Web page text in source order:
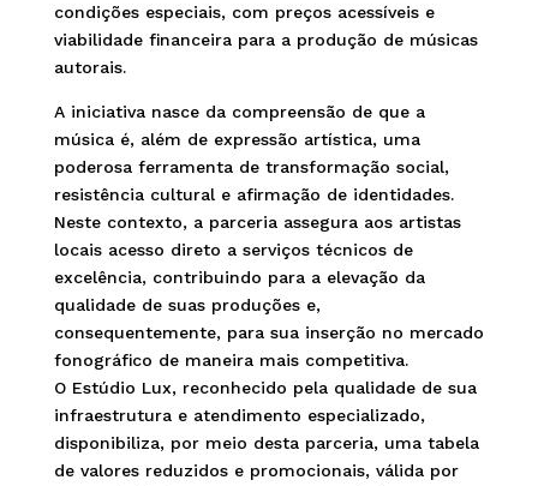
condições especiais, com preços acessíveis e
viabilidade financeira para a produção de músicas
autorais.
A iniciativa nasce da compreensão de que a
música é, além de expressão artística, uma
poderosa ferramenta de transformação social,
resistência cultural e afirmação de identidades.
Neste contexto, a parceria assegura aos artistas
locais acesso direto a serviços técnicos de
excelência, contribuindo para a elevação da
qualidade de suas produções e,
consequentemente, para sua inserção no mercado
fonográfico de maneira mais competitiva.
O Estúdio Lux, reconhecido pela qualidade de sua
infraestrutura e atendimento especializado,
disponibiliza, por meio desta parceria, uma tabela
de valores reduzidos e promocionais, válida por